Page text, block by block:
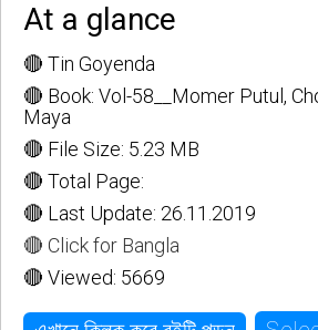
At a glance
🔴 Tin Goyenda
🔴 Book: Vol-58__Momer Putul,
Maya
🔴 File Size: 5.23 MB
🔴 Total Page:
🔴 Last Update: 26.11.2019
🔴 Click for Bangla
🔴 Viewed: 5669